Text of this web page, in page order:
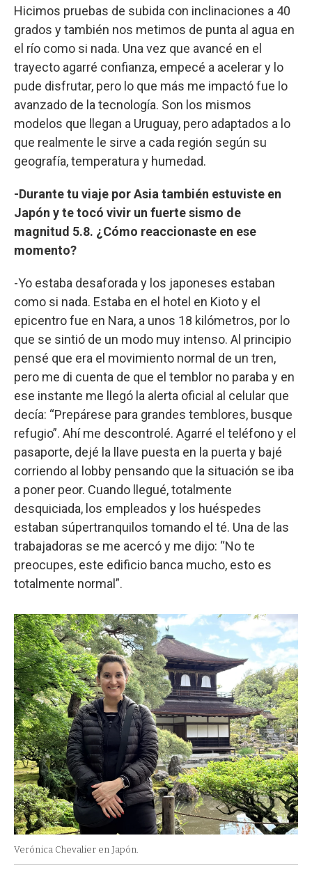
Hicimos pruebas de subida con inclinaciones a 40
grados y también nos metimos de punta al agua en
el río como si nada. Una vez que avancé en el
trayecto agarré confianza, empecé a acelerar y lo
pude disfrutar, pero lo que más me impactó fue lo
avanzado de la tecnología. Son los mismos
modelos que llegan a Uruguay, pero adaptados a lo
que realmente le sirve a cada región según su
geografía, temperatura y humedad.
-Durante tu viaje por Asia también estuviste en
Japón y te tocó vivir un fuerte sismo de
magnitud 5.8. ¿Cómo reaccionaste en ese
momento?
-Yo estaba desaforada y los japoneses estaban
como si nada. Estaba en el hotel en Kioto y el
epicentro fue en Nara, a unos 18 kilómetros, por lo
que se sintió de un modo muy intenso. Al principio
pensé que era el movimiento normal de un tren,
pero me di cuenta de que el temblor no paraba y en
ese instante me llegó la alerta oficial al celular que
decía: “Prepárese para grandes temblores, busque
refugio”. Ahí me descontrolé. Agarré el teléfono y el
pasaporte, dejé la llave puesta en la puerta y bajé
corriendo al lobby pensando que la situación se iba
a poner peor. Cuando llegué, totalmente
desquiciada, los empleados y los huéspedes
estaban súpertranquilos tomando el té. Una de las
trabajadoras se me acercó y me dijo: “No te
preocupes, este edificio banca mucho, esto es
totalmente normal”.
Verónica Chevalier en Japón.